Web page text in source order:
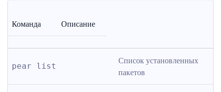
Команда Описание
pear list
Список установленных
пакетов